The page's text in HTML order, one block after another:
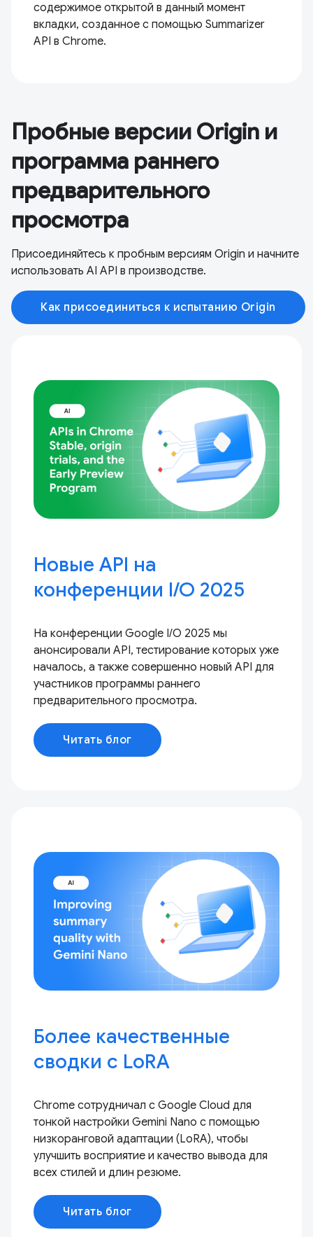
содержимое открытой в данный момент
вкладки, созданное с помощью Summarizer
API в Chrome.
Пробные версии Origin и
программа раннего
предварительного
просмотра
Присоединяйтесь к пробным версиям Origin и начните
использовать AI API в производстве.
Как присоединиться к испытанию Origin
Новые API на
конференции I / O 2025
На конференции Google I/O 2025 мы
анонсировали API, тестирование которых уже
началось, а также совершенно новый API для
участников программы раннего
предварительного просмотра.
Читать блог
Более качественные
сводки с LoRA
Chrome сотрудничал с Google Cloud для
тонкой настройки Gemini Nano с помощью
низкоранговой адаптации (LoRA), чтобы
улучшить восприятие и качество вывода для
всех стилей и длин резюме.
Читать блог